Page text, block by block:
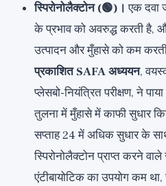
स्पिरोनोलैक्टोन (🟢)। एक दवा
के प्रभाव को अवरुद्ध करती है,
उत्पादन और मुँहासे को कम
प्रकाशित SAFA अध्ययन,
प्लेसबो-नियंत्रित परीक्षण, ने
तुलना में मुँहासे में काफी सुधार
सप्ताह 24 में अधिक सुधार के
स्पिरोनोलैक्टोन प्राप्त करने
एंटीबायोटिक का उपयोग कम था,